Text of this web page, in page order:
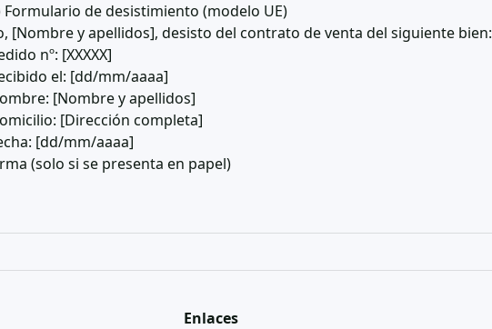
Formulario de desistimiento (modelo UE)
[Nombre y apellidos], desisto del contrato de venta del siguiente bien:
nº: [XXXXX]
el: [dd/mm/aaaa]
[Nombre y apellidos]
[Dirección completa]
[dd/mm/aaaa]
(solo si se presenta en papel)
Enlaces